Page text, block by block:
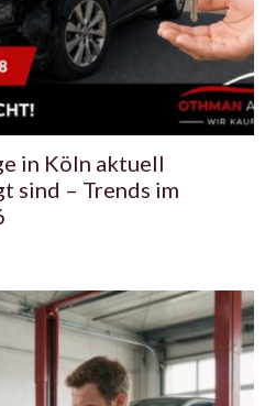
in Köln aktuell
sind – Trends im